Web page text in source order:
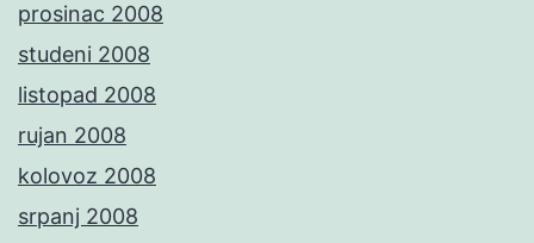
prosinac 2008
studeni 2008
listopad 2008
rujan 2008
kolovoz 2008
srpanj 2008